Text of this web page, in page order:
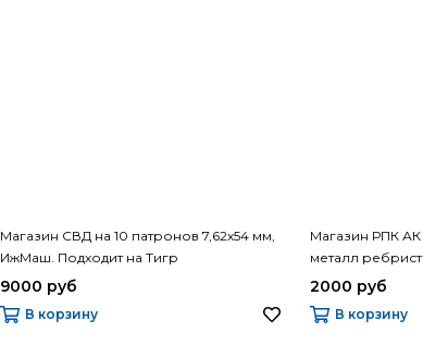
Магазин СВД на 10 патронов 7,62х54 мм,
ИжМаш. Подходит на Тигр
9000 руб
В корзину
Магазин РПК АК
металл
2000 руб
В корзину